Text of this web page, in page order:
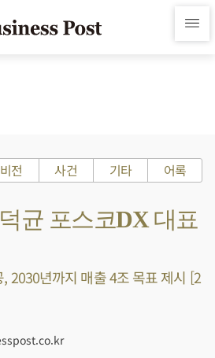
비전 사건 기타 어록
균 포스코DX 대표
2030년까지 매출 4조 목표 제시 [2